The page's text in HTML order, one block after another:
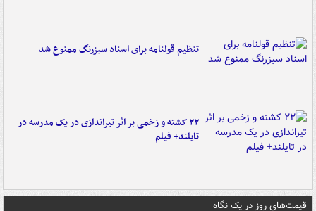
تنظیم قولنامه برای اسناد سبزرنگ ممنوع شد
۲۲ کشته و زخمی بر اثر تیراندازی در یک مدرسه در
تایلند+ فیلم
قیمت‌های روز در یک نگاه